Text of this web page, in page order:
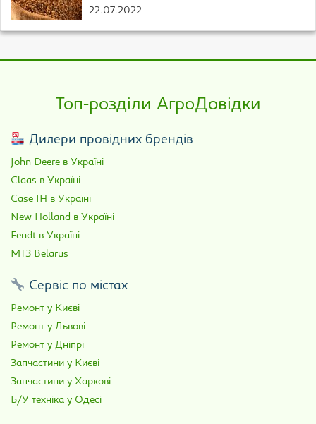
22.07.2022
Топ-розділи АгроДовідки
Дилери провідних брендів
John Deere в Україні
Claas в Україні
Case IH в Україні
New Holland в Україні
Fendt в Україні
МТЗ Belarus
Сервіс по містах
Ремонт у Києві
Ремонт у Львові
Ремонт у Дніпрі
Запчастини у Києві
Запчастини у Харкові
Б/У техніка у Одесі